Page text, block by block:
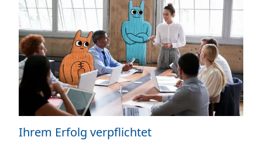
Ihrem Erfolg verpflichtet